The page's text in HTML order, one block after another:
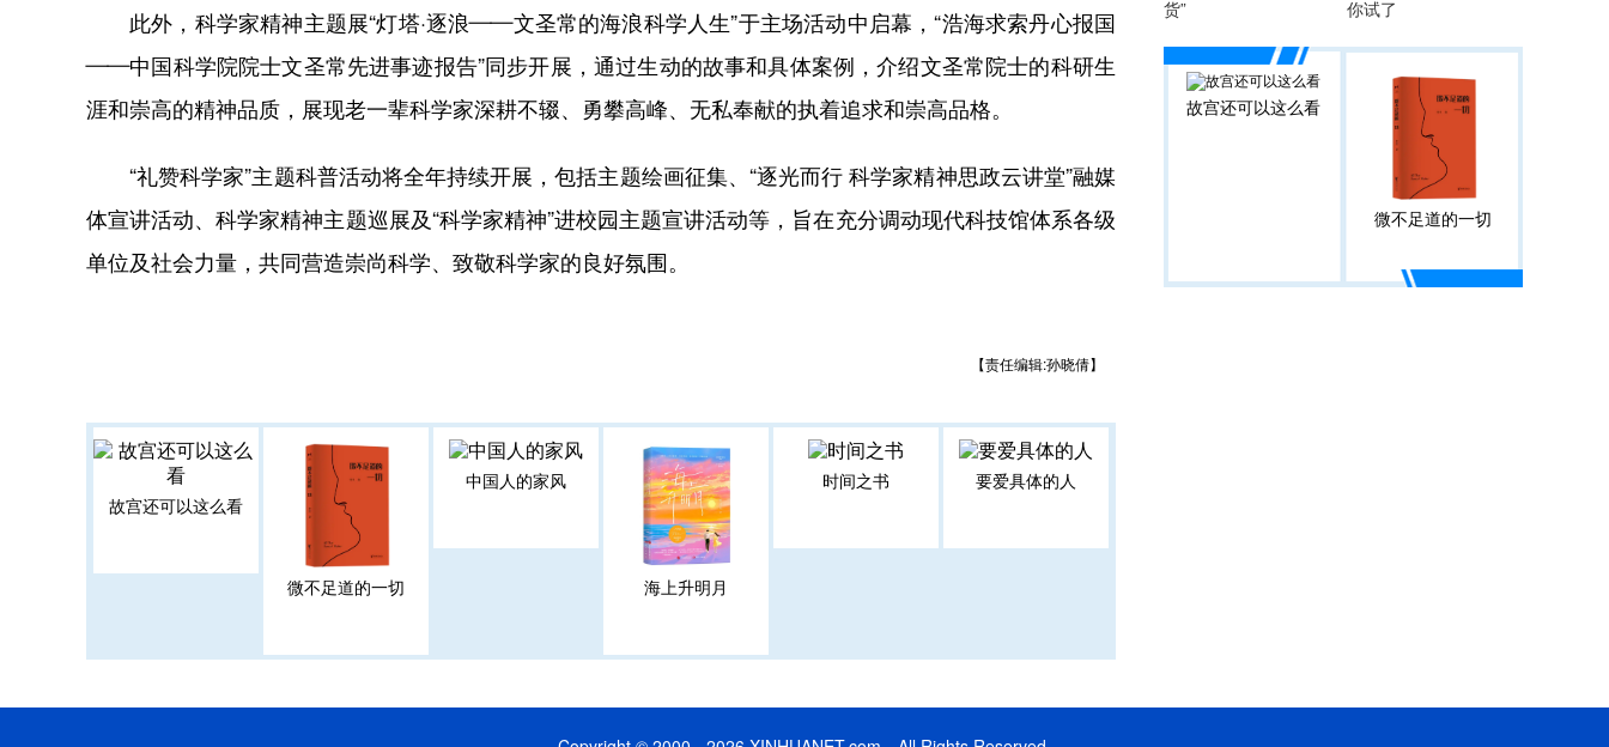
此外，科学家精神主题展“灯塔·逐浪——⽂圣常的海浪科学⼈生”于主场活动中启幕，“浩海求索丹⼼报国
——中国科学院院士⽂圣常先进事迹报告”同步开展，通过生动的故事和具体案例，介绍文圣常院士的科研生
涯和崇高的精神品质，展现老一辈科学家深耕不辍、勇攀高峰、无私奉献的执着追求和崇高品格。
“礼赞科学家”主题科普活动将全年持续开展，包括主题绘画征集、“逐光而行 科学家精神思政云讲堂”融媒
体宣讲活动、科学家精神主题巡展及“科学家精神”进校园主题宣讲活动等，旨在充分调动现代科技馆体系各级
单位及社会力量，共同营造崇尚科学、致敬科学家的良好氛围。
【责任编辑:孙晓倩】
故宫还可以这么看
微不足道的一切
中国人的家风
海上升明月
时间之书 要爱具体的人
货”
你试了
故宫还可以这么看
微不足道的一切